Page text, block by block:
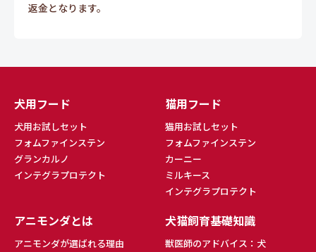
返金となります。
犬用フード
犬用お試しセット
フォムファインステン
グランカルノ
インテグラプロテクト
猫用フード
猫用お試しセット
フォムファインステン
カーニー
ミルキース
インテグラプロテクト
アニモンダとは
アニモンダが選ばれる理由
犬猫飼育基礎知識
獣医師のアドバイス：犬